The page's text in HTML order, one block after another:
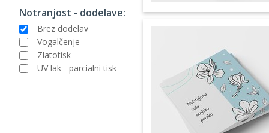
Notranjost - dodelave:
Brez dodelav
Vogalčenje
Zlatotisk
UV lak - parcialni tisk